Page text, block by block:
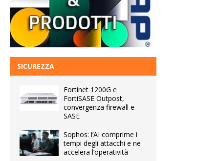
SICUREZZA
Fortinet 1200G e
FortiSASE Outpost,
convergenza firewall e
SASE
Sophos: l’AI comprime i
tempi degli attacchi e ne
accelera l’operatività